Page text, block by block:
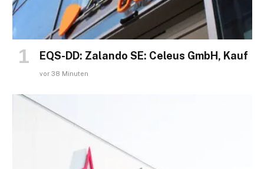
EQS-DD: Zalando SE: Celeus GmbH, Kauf
vor 38 Minuten